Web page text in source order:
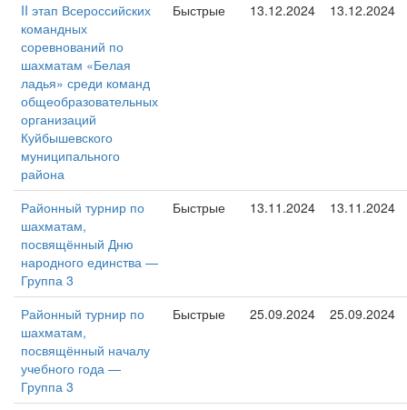
II этап Всероссийских
командных
соревнований по
шахматам «Белая
ладья» среди команд
общеобразовательных
организаций
Куйбышевского
муниципального
района
Быстрые 13.12.2024 13.12.2024
Районный турнир по
шахматам,
посвящённый Дню
народного единства —
Группа 3
Быстрые 13.11.2024 13.11.2024
Районный турнир по
шахматам,
посвящённый началу
учебного года —
Группа 3
Быстрые 25.09.2024 25.09.2024